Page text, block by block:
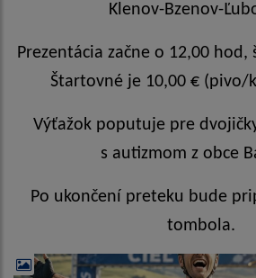
Klenov-Bzenov-
Prezentácia začne o 12,00
Štartovné je 10,00 € (pivo/
Výťažok poputuje pre
s autizmom z obce
Po ukončení preteku bude
tombola.